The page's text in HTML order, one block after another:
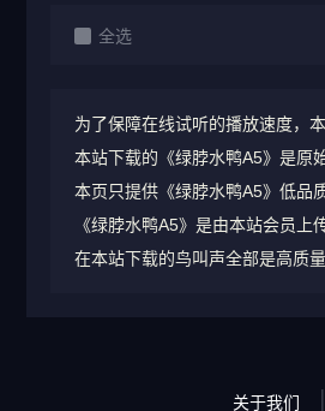
全选
为了保障在线试听的播放速度，
本站下载的《绿脖水鸭A5》是原
本页只提供《绿脖水鸭A5》低品
《绿脖水鸭A5》是由本站会员上
在本站下载的鸟叫声全部是高质
关于我们